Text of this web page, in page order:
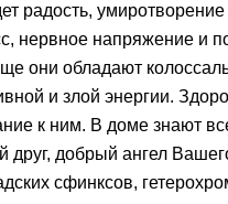
радость,
нервное напряжение и
они обладают
и злой энергии.
к ним. В доме знают
добрый ангел
сфинксов,